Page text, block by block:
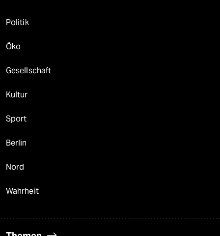
Politik
Öko
Gesellschaft
Kultur
Sport
Berlin
Nord
Wahrheit